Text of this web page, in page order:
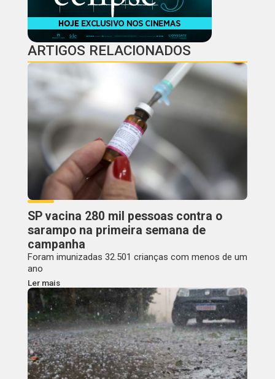
ARTIGOS RELACIONADOS
SP vacina 280 mil pessoas contra o
sarampo na primeira semana de
campanha
Foram imunizadas 32.501 crianças com menos de um
ano
Ler mais